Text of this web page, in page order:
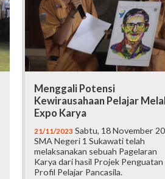
Menggali Potensi
Kewirausahaan Pelajar
Expo Karya
21/11/2023 Sabtu, 18 November
SMA Negeri 1 Sukawati telah
melaksanakan sebuah Pagelaran
Karya dari hasil Projek Penguatan
Profil Pelajar Pancasila.